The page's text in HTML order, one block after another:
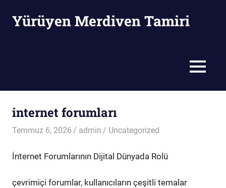
Yürüyen Merdiven Tamiri
MENU
internet forumları
Temmuz 6, 2026 admin Uncategorized
İnternet Forumlarının Dijital Dünyada Rolü
çevrimiçi forumlar, kullanıcıların çeşitli temalar